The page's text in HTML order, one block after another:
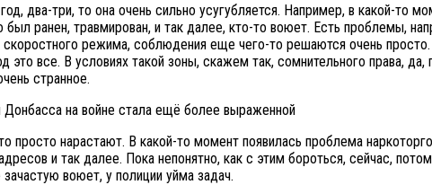
два-три, то она очень сильно усугубляется. Например, в какой-то
был ранен, травмирован, и так далее, кто-то воюет. Есть проблемы,
режима, соблюдения еще чего-то решаются очень просто.
все. В условиях такой зоны, скажем так, сомнительного права,
странное.
просто нарастают. В какой-то момент появилась проблема
и так далее. Пока непонятно, как с этим бороться, сейчас,
воюет, у полиции уйма задач.